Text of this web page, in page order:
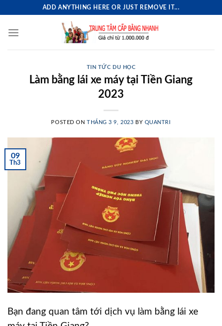
content
ADD ANYTHING HERE OR JUST REMOVE IT...
TIN TỨC DU HỌC
Làm bằng lái xe máy tại Tiền Giang
2023
POSTED ONTHÁNG 3 9, 2023 BY QUANTRI
09
Th3
Bạn đang quan tâm tới dịch vụ làm bằng lái xe